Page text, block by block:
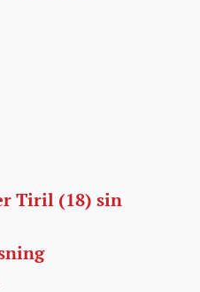
Tiril (18) sin